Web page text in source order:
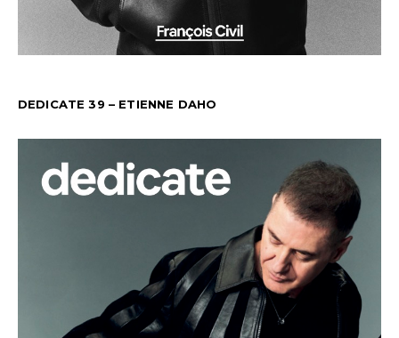
DEDICATE 39 – ETIENNE DAHO